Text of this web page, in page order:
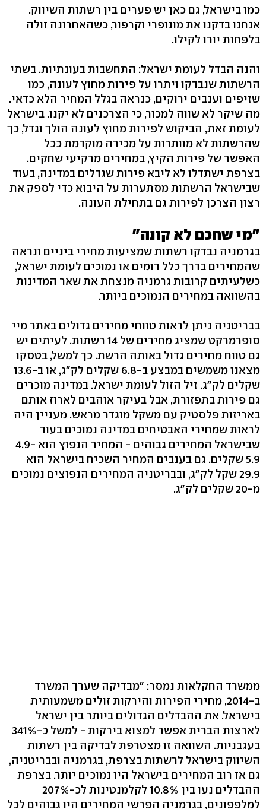
כמו בישראל, גם כאן יש פערים בין רשתות השיווק.
אנחנו בדקנו את מונופרי וקרפור, כשהאחרונה זולה
בלפחות יורו לקילו.
והנה הבדל לעומת ישראל: התחשבות בעונתיות. בשתי
הרשתות שנבדקו ויתרו על פירות מחוץ לעונה, כמו
שזיפים וענבים ירוקים, כנראה בגלל המחיר הלא כדאי.
מה שיקר לא שווה למכור, כי הצרכנים לא יקנו. בישראל
לעומת זאת, הביקוש לפירות מחוץ לעונה הולך וגדל, כך
שהרשתות לא מוותרות על מכירה מוקדמת ככל
האפשר של פירות הקיץ, במחירים מרקיעי שחקים.
בצרפת ישתדלו לא ליבא פירות שגדלים במדינה, בעוד
שבישראל הרשתות מסתערות על היבוא כדי לספק את
רצון הצרכן לפירות גם בתחילת העונה.
"מי שחכם לא קונה"
בגרמניה נבדקו רשתות שמציעות מחירי ביניים ונראה
שהמחירים בדרך כלל דומים או נמוכים לעומת ישראל,
כשלעיתים קרובות גרמניה מנצחת את שאר המדינות
בהשוואה במחירים הנמוכים ביותר.
בבריטניה ניתן לראות טווחי מחירים גדולים באתר מיי
סופרמרקט שמציג מחירים של 14 רשתות. לעיתים יש
גם טווח מחירים גדול באותה הרשת. כך למשל, בטסקו
מצאנו משמשים במבצע ב-6.8 שקלים לק"ג, או ב-13.6
שקלים לק"ג. זיל הזול לעומת ישראל. במדינה מוכרים
גם פירות בתפזורת, אבל בעיקר אוהבים לארוז אותם
באריזות פלסטיק עם משקל מוגדר מראש. מעניין היה
לראות שמחירי האבטיחים במדינה נמוכים בעוד
שבישראל המחירים גבוהים - המחיר הנפוץ הוא 4.9-
5.9 שקלים. גם בענבים המחיר השכיח בישראל הוא
29.9 שקל לק"ג, ובבריטניה המחירים הנפוצים נמוכים
מ-20 שקלים לק"ג.
ממשרד החקלאות נמסר: "מבדיקה שערך המשרד
ב-2014, מחירי הפירות והירקות זולים משמעותית
בישראל. את ההבדלים הגדולים ביותר בין ישראל
לארצות הברית אפשר למצוא בירקות - למשל כ-341%
בעגבניות. השוואה זו מצטרפת לבדיקה בין רשתות
השיווק בישראל לרשתות בצרפת, בגרמניה ובבריטניה,
גם אז רוב המחירים בישראל היו נמוכים יותר. בצרפת
ההבדלים נעו בין 10.8% לקלמנטינות לכ-207%
למלפפונים, בגרמניה הפרשי המחירים היו גבוהים לכל